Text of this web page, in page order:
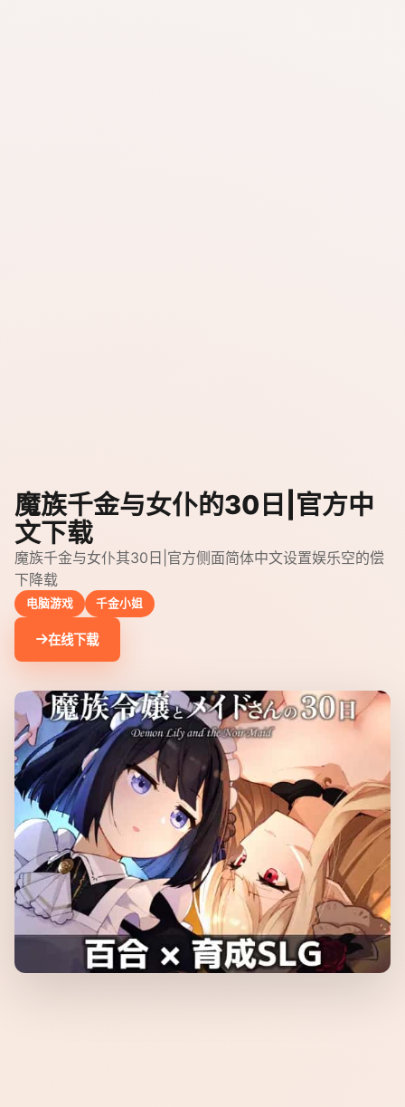
魔族千金与女仆的30日|官方中
文下载
魔族千金与女仆其30日|官方侧面简体中文设置娱乐空的偿
下降载
电脑游戏 千金小姐
在线下载